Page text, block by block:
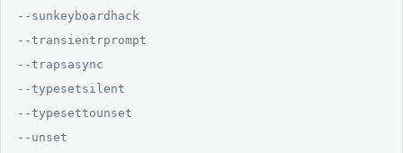
--sunkeyboardhack
--transientrprompt
--trapsasync
--typesetsilent
--typesettounset
--unset